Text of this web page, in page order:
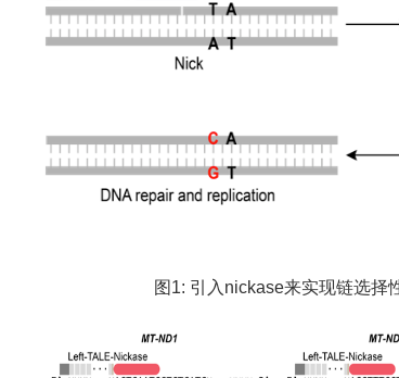
图1: 引入nickase来实现链选择